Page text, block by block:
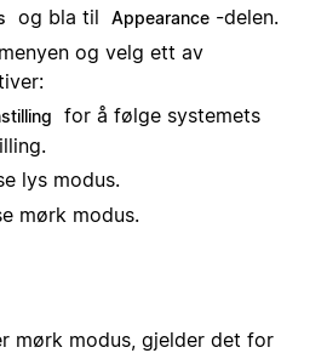
og bla til Appearance -delen.
og velg ett av
for å følge systemets
lys modus.
mørk modus.
mørk modus, gjelder det for